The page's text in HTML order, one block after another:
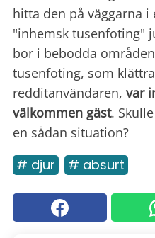
hitta den på väggarna i
"inhemsk tusenfoting"
bor i bebodda
tusenfoting, som
redditanvändaren, var
välkommen gäst.
en sådan situation?
# djur # absurt